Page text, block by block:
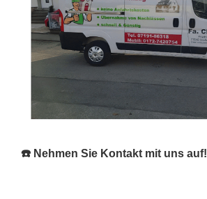
☎️ Nehmen Sie Kontakt mit uns auf!